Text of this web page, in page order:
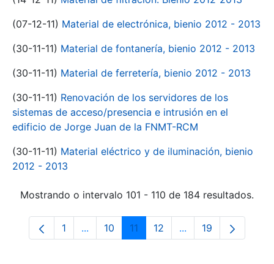
(07-12-11) Material de electrónica, bienio 2012 - 2013
(30-11-11) Material de fontanería, bienio 2012 - 2013
(30-11-11) Material de ferretería, bienio 2012 - 2013
(30-11-11) Renovación de los servidores de los
sistemas de acceso/presencia e intrusión en el
edificio de Jorge Juan de la FNMT-RCM
(30-11-11) Material eléctrico y de iluminación, bienio
2012 - 2013
Mostrando o intervalo 101 - 110 de 184 resultados.
Páxina
1 ...Páxinas intermedias Use pestaña para
Páxina
10 Páxina
11 Páxina
12 ...PáxinasPáxina
19